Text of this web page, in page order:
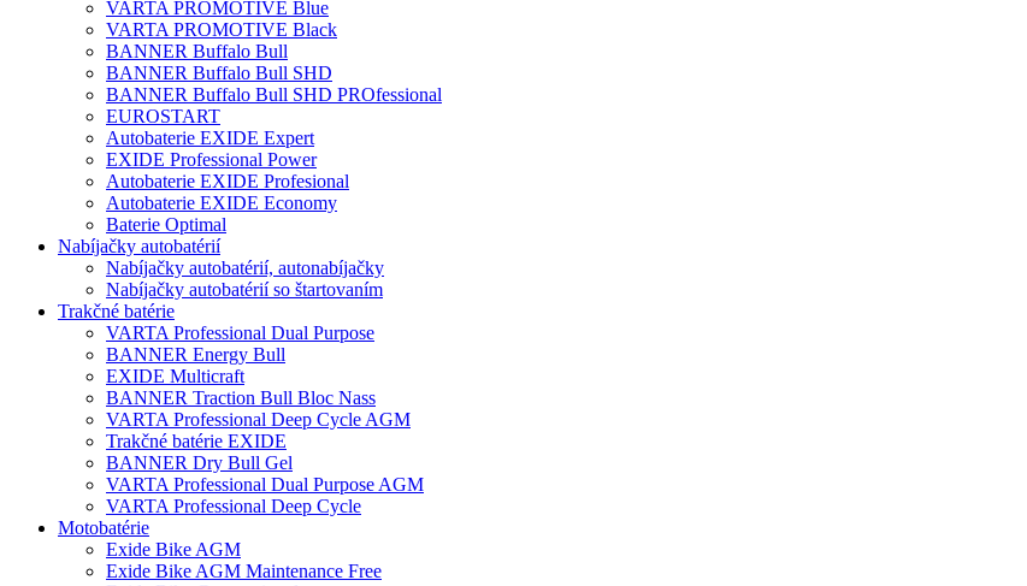
VARTA PROMOTIVE Blue
VARTA PROMOTIVE Black
BANNER Buffalo Bull
BANNER Buffalo Bull SHD
BANNER Buffalo Bull SHD PROfessional
EUROSTART
Autobaterie EXIDE Expert
EXIDE Professional Power
Autobaterie EXIDE Profesional
Autobaterie EXIDE Economy
Baterie Optimal
Nabíjačky autobatérií
Nabíjačky autobatérií, autonabíjačky
Nabíjačky autobatérií so štartovaním
Trakčné batérie
VARTA Professional Dual Purpose
BANNER Energy Bull
EXIDE Multicraft
BANNER Traction Bull Bloc Nass
VARTA Professional Deep Cycle AGM
Trakčné batérie EXIDE
BANNER Dry Bull Gel
VARTA Professional Dual Purpose AGM
VARTA Professional Deep Cycle
Motobatérie
Exide Bike AGM
Exide Bike AGM Maintenance Free